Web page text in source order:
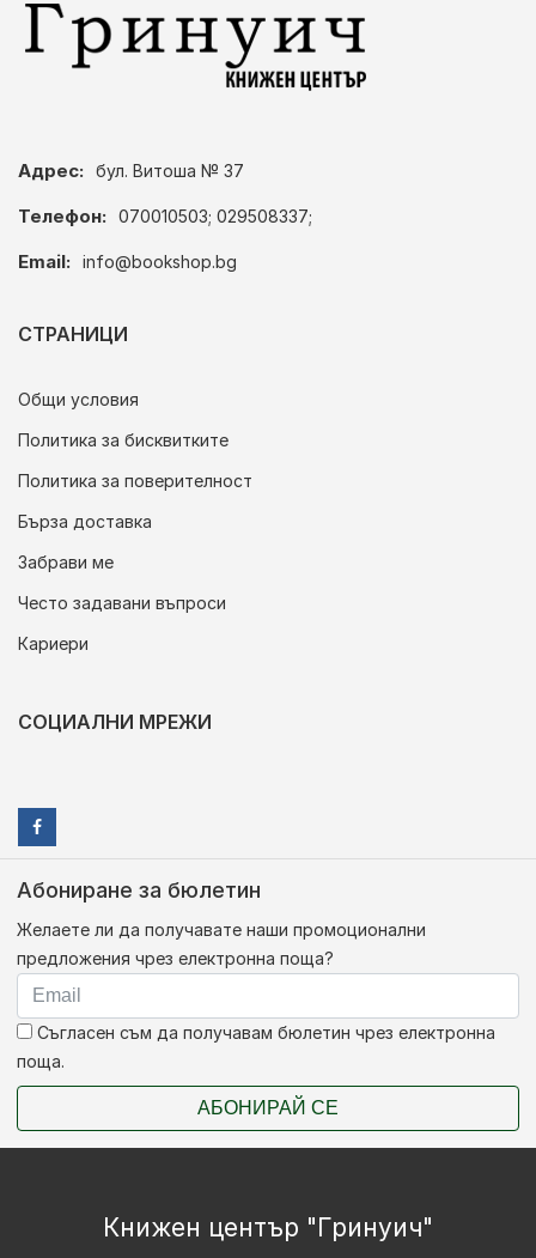
Адрес: бул. Витоша № 37
Телефон: 070010503; 029508337;
Email: info@bookshop.bg
СТРАНИЦИ
Общи условия
Политика за бисквитките
Политика за поверителност
Бърза доставка
Забрави ме
Често задавани въпроси
Кариери
СОЦИАЛНИ МРЕЖИ
Абониране за бюлетин
Желаете ли да получавате наши промоционални
предложения чрез електронна поща?
Съгласен съм да получавам бюлетин чрез електронна
поща.
АБОНИРАЙ СЕ
Книжен център "Гринуич"